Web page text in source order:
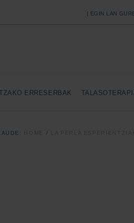
| EGIN LAN
ERRESERBAK
HOME / LA PERLA ESPERIENTZIAK